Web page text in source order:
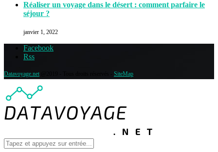
Réaliser un voyage dans le désert : comment parfaire le
séjour ?
janvier 1, 2022
Facebook
Rss
Datavoyage.net SiteMap